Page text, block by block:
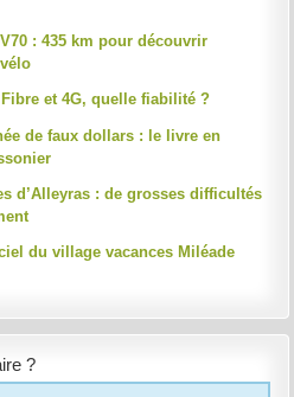
: 435 km pour découvrir
et 4G, quelle fiabilité ?
de faux dollars : le livre en
d’Alleyras : de grosses difficultés
du village vacances Miléade
?